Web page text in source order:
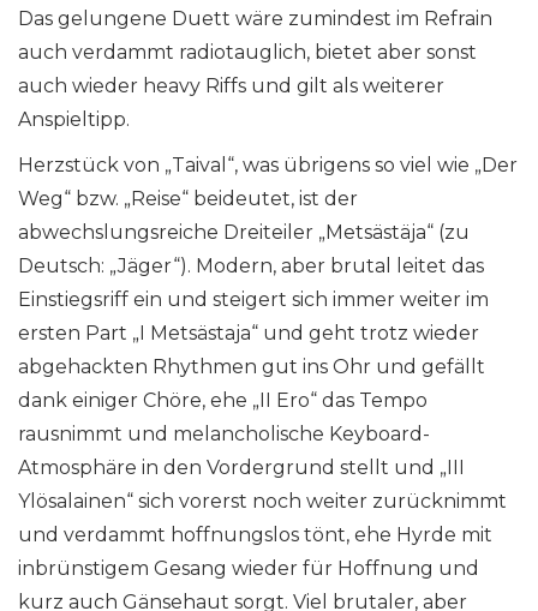
Das gelungene Duett wäre zumindest im Refrain
auch verdammt radiotauglich, bietet aber sonst
auch wieder heavy Riffs und gilt als weiterer
Anspieltipp.
Herzstück von „Taival“, was übrigens so viel wie „Der
Weg“ bzw. „Reise“ beideutet, ist der
abwechslungsreiche Dreiteiler „Metsästäja“ (zu
Deutsch: „Jäger“). Modern, aber brutal leitet das
Einstiegsriff ein und steigert sich immer weiter im
ersten Part „I Metsästaja“ und geht trotz wieder
abgehackten Rhythmen gut ins Ohr und gefällt
dank einiger Chöre, ehe „II Ero“ das Tempo
rausnimmt und melancholische Keyboard-
Atmosphäre in den Vordergrund stellt und „III
Ylösalainen“ sich vorerst noch weiter zurücknimmt
und verdammt hoffnungslos tönt, ehe Hyrde mit
inbrünstigem Gesang wieder für Hoffnung und
kurz auch Gänsehaut sorgt. Viel brutaler, aber